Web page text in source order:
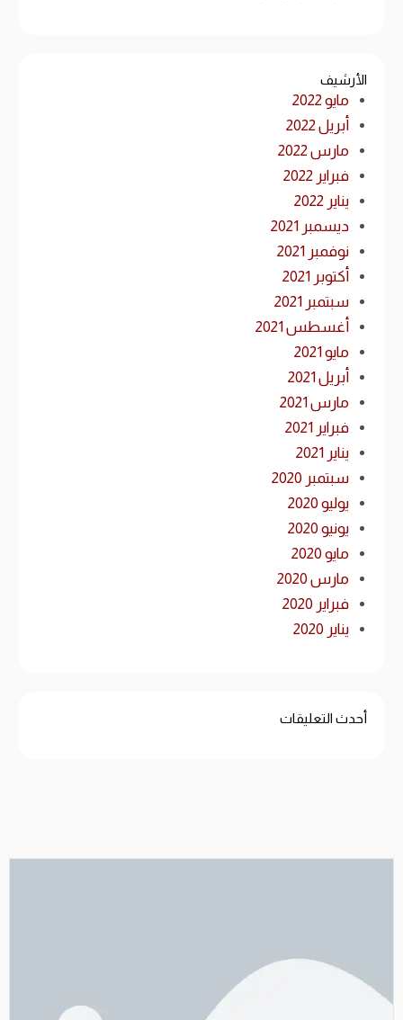
الأرشيف
مايو 2022
أبريل 2022
مارس 2022
فبراير 2022
يناير 2022
ديسمبر 2021
نوفمبر 2021
أكتوبر 2021
سبتمبر 2021
أغسطس 2021
مايو 2021
أبريل 2021
مارس 2021
فبراير 2021
يناير 2021
سبتمبر 2020
يوليو 2020
يونيو 2020
مايو 2020
مارس 2020
فبراير 2020
يناير 2020
أحدث التعليقات